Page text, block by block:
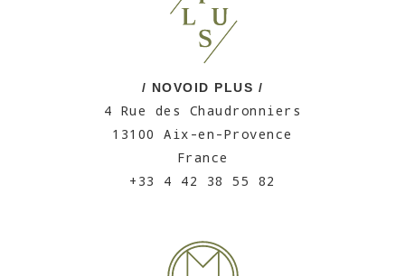
/ NOVOID PLUS /
4 Rue des Chaudronniers
13100 Aix-en-Provence
France
+33 4 42 38 55 82